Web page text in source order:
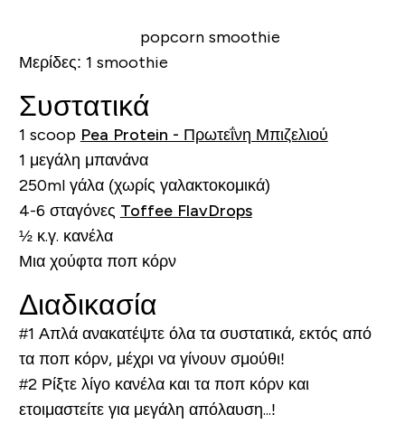
Μερίδες: 1 smoothie
Συστατικά
1 scoop Pea Protein - Πρωτεΐνη Μπιζελιού
1 μεγάλη μπανάνα
250ml γάλα (χωρίς γαλακτοκομικά)
4-6 σταγόνες Toffee FlavDrops
½ κ.γ. κανέλα
Μια χούφτα ποπ κόρν
Διαδικασία
#1 Απλά ανακατέψτε όλα τα συστατικά, εκτός από
τα ποπ κόρν, μέχρι να γίνουν σμούθι!
#2 Ρίξτε λίγο κανέλα και τα ποπ κόρν και
ετοιμαστείτε για μεγάλη απόλαυση...!